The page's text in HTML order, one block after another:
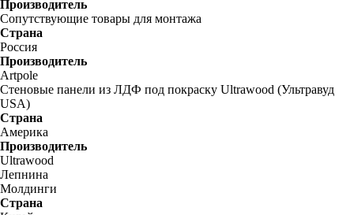
Производитель
Сопутствующие товары для монтажа
Страна
Россия
Производитель
Artpole
Стеновые панели из ЛДФ под покраску Ultrawood (Ультравуд
USA)
Страна
Америка
Производитель
Ultrawood
Лепнина
Молдинги
Страна